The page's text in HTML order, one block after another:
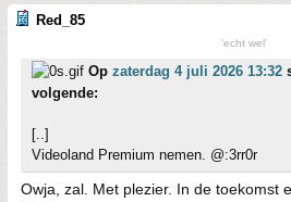
Red_85
'echt wel'
Op zaterdag 4 juli 2026 13:32
volgende:
[..]
Videoland Premium nemen. @:3rr0r
Owja, zal. Met plezier. In de toekomst